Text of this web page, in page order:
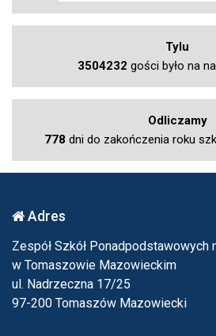
Tylu
3504232 gości było na
Odliczamy
778 dni do zakończenia roku
Adres
Zespół Szkół Ponadpodstawowych
w Tomaszowie Mazowieckim
ul. Nadrzeczna 17/25
97-200 Tomaszów Mazowiecki